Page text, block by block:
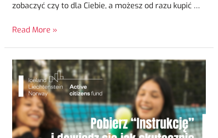
zobaczyć czy to dla Ciebie, a możesz od razu kupić …
Read More »